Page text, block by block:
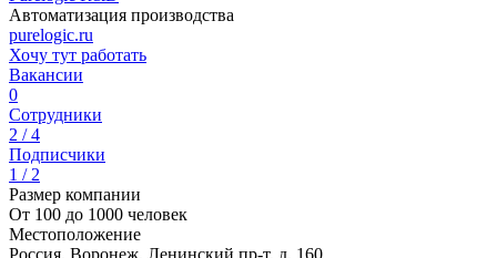
Автоматизация производства
purelogic.ru
Хочу тут работать
Вакансии
0
Сотрудники
2 / 4
Подписчики
1 / 2
Размер компании
От 100 до 1000 человек
Местоположение
Россия, Воронеж, Ленинский пр-т, д. 160